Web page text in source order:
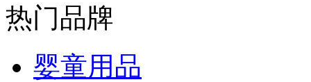
热门品牌
婴童用品